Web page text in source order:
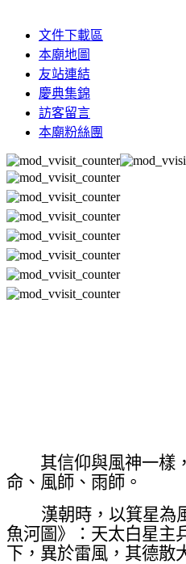
文件下載區
本廟地圖
友站連結
慶典集錦
訪客留言
本廟粉絲團
其信仰與風神一樣，
命、風師、雨師。
漢朝時，以箕星為
魚河圖》：天太白星主
下，異於雷風，其德散